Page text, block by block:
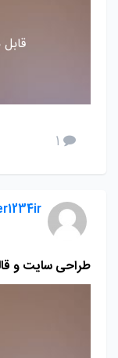
1
طراحی سایت و